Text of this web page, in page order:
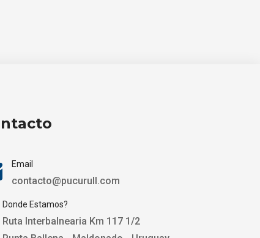
Email
contacto@pucurull.com
Donde Estamos?
Ruta Interbalnearia Km 117 1/2